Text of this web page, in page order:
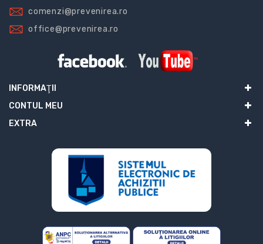
comenzi@prevenirea.ro
office@prevenirea.ro
INFORMAŢII
CONTUL MEU
EXTRA